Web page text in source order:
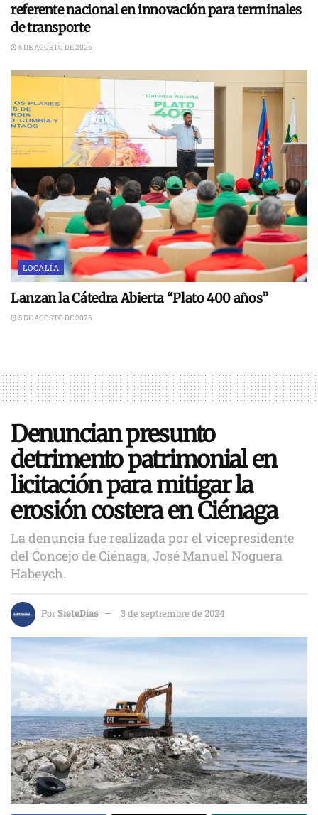
referente nacional en innovación para terminales
de transporte
5 DE AGOSTO DE 2026
LOCALÍA
Lanzan la Cátedra Abierta “Plato 400 años”
5 DE AGOSTO DE 2026
Denuncian presunto
detrimento patrimonial en
licitación para mitigar la
erosión costera en Ciénaga
La denuncia fue realizada por el vicepresidente
del Concejo de Ciénaga, José Manuel Noguera
Habeych.
PorSieteDías 3 de septiembre de 2024